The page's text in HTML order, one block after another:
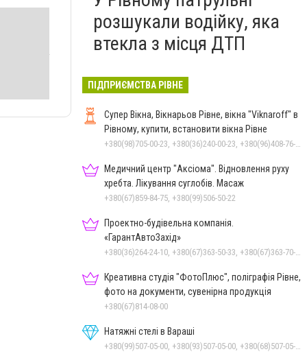
розшукали водійку, яка
втекла з місця ДТП
ПІДПРИЄМСТВА РІВНЕ
Супер Вікна, Вікнарьов Рівне, вікна "Viknaroff" в
Рівному, купити, встановити вікна Рівне
+380(98)705-00-23, +380(36)240-00-23, +380(96)408-76-50, +380(50)642-24-00
Медичний центр "Аксіома". Відновлення руху
хребта. Лікування суглобів. Масаж
+380(67)859-84-75, +380(99)506-50-22
Проектно-будівельна компанія.
«ГарантАвтоЗахід»
+380(36)264-24-10, +380(67)363-50-33, +380(67)363-70-50
Креативна студія "ФотоПлюс", поліграфія Рівне,
фото на документи, сувенірна продукція
+380(67)814-08-00
Натяжні стелі в Вараші
+380(99)507-05-00, +380(93)507-05-00, +380(68)507-05-00